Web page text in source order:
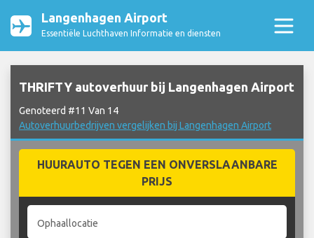
Langenhagen Airport
Essentiële Luchthaven Informatie en diensten
THRIFTY autoverhuur bij Langenhagen Airport
Genoteerd #11 Van 14
Autoverhuurbedrijven vergelijken bij Langenhagen Airport
HUURAUTO TEGEN EEN ONVERSLAANBARE
PRIJS
Ophaallocatie